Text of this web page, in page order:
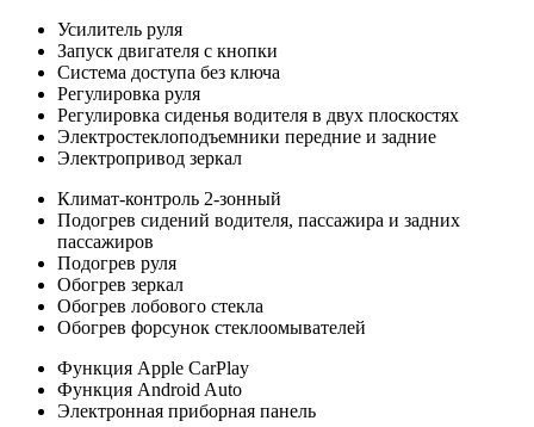
Усилитель руля
Запуск двигателя с кнопки
Система доступа без ключа
Регулировка руля
Регулировка сиденья водителя в двух плоскостях
Электростеклоподъемники передние и задние
Электропривод зеркал
Климат-контроль 2-зонный
Подогрев сидений водителя, пассажира и задних
пассажиров
Подогрев руля
Обогрев зеркал
Обогрев лобового стекла
Обогрев форсунок стеклоомывателей
Функция Apple CarPlay
Функция Android Auto
Электронная приборная панель